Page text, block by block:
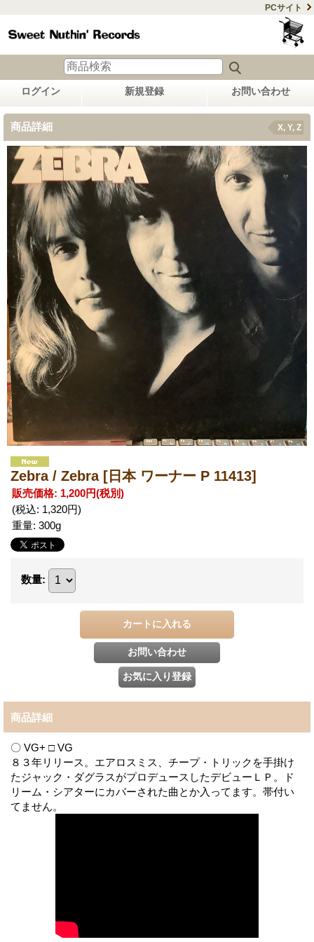
PCサイト
ログイン 新規登録 お問い合わせ
商品詳細 X, Y, Z
Zebra / Zebra [日本 ワーナー P 11413]
販売価格: 1,200円(税別)
(税込: 1,320円)
重量: 300g
数量:
商品詳細
〇 VG+ □ VG
８３年リリース。エアロスミス、チープ・トリックを手掛け
たジャック・ダグラスがプロデュースしたデビューＬＰ。ド
リーム・シアターにカバーされた曲とか入ってます。帯付い
てません。